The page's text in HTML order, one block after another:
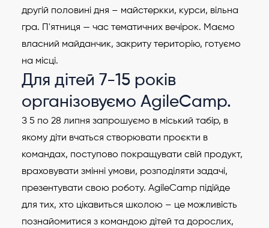
другій половині дня – майстеркки, курси, вільна
гра. П'ятниця — час тематичних вечірок. Маємо
власний майданчик, закриту територію, готуємо
на місці.
Для дітей 7-15 років
організовуємо AgileCamp.
З 5 по 28 липня запрошуємо в міський табір, в
якому діти вчаться створювати проєкти в
командах, поступово покращувати свій продукт,
враховувати змінні умови, розподіляти задачі,
презентувати свою роботу. AgileCamp підійде
для тих, хто цікавиться школою – це можливість
познайомитися з командою дітей та дорослих,